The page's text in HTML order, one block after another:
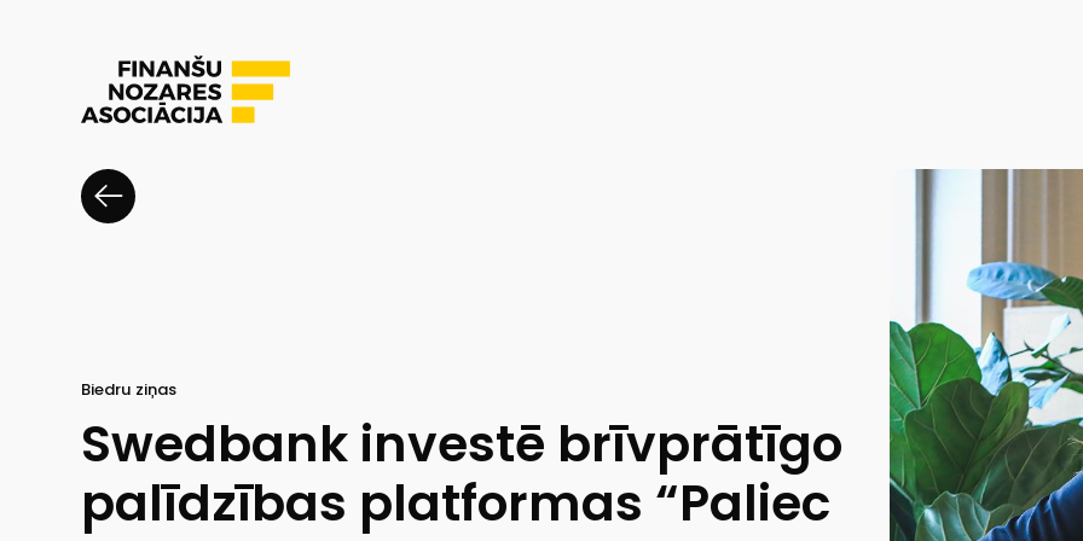
Biedru ziņas
Swedbank investē brīvprātīgo
palīdzības platformas “Paliec